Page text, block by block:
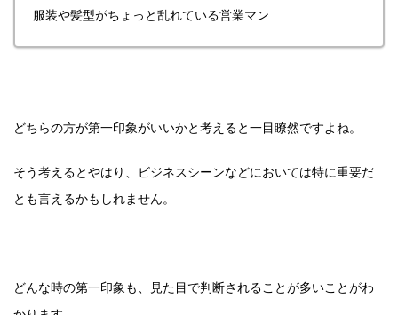
服装や髪型がちょっと乱れている営業マン
どちらの方が第一印象がいいかと考えると一目瞭然ですよね。
そう考えるとやはり、ビジネスシーンなどにおいては特に重要だ
とも言えるかもしれません。
どんな時の第一印象も、見た目で判断されることが多いことがわ